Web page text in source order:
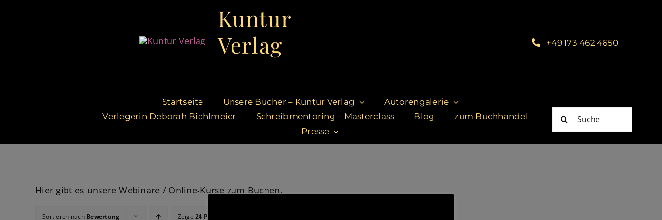
Kuntur
Verlag
+49 173 462 4650
Startseite Unsere Bücher – Kuntur Verlag
Autorengalerie
Verlegerin Deborah Bichlmeier
Schreibmentoring – Masterclass Blog
zum Buchhandel
Presse
Suche
nach:
Hier gibt es unsere Webinare / Online-Kurse zum Buchen.
Sortieren nach Bewertung Zeige24 Produkte